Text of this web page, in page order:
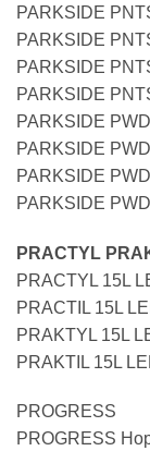
PARKSIDE
PARKSIDE
PARKSIDE
PARKSIDE
PARKSIDE
PARKSIDE
PARKSIDE
PARKSIDE
PRACTYL
PRACTYL 15L
PRACTIL 15L
PRAKTYL 15L
PRAKTIL 15L
PROGRESS
PROGRESS